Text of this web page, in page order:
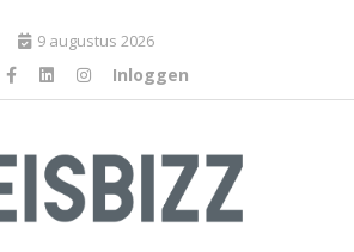
9 augustus 2026
Inloggen